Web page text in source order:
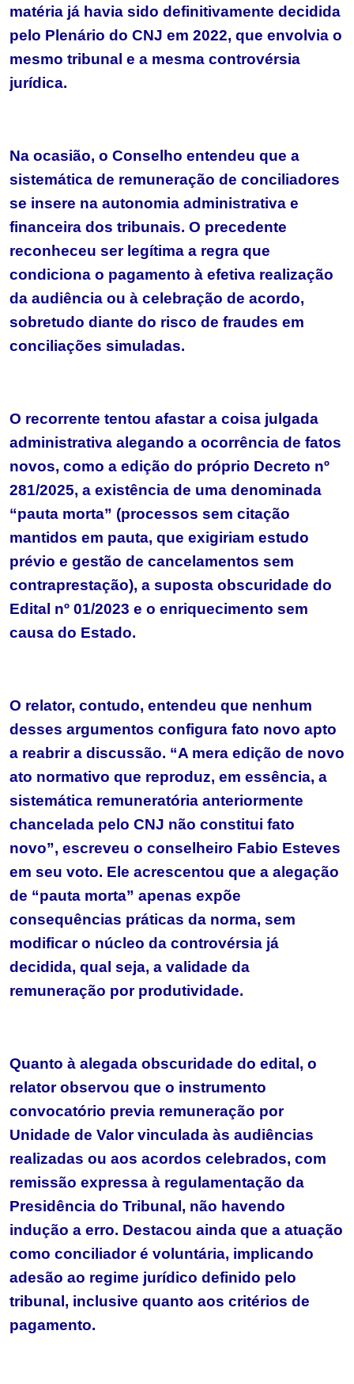
matéria já havia sido definitivamente decidida
pelo Plenário do CNJ em 2022, que envolvia o
mesmo tribunal e a mesma controvérsia
jurídica.
Na ocasião, o Conselho entendeu que a
sistemática de remuneração de conciliadores
se insere na autonomia administrativa e
financeira dos tribunais. O precedente
reconheceu ser legítima a regra que
condiciona o pagamento à efetiva realização
da audiência ou à celebração de acordo,
sobretudo diante do risco de fraudes em
conciliações simuladas.
O recorrente tentou afastar a coisa julgada
administrativa alegando a ocorrência de fatos
novos, como a edição do próprio Decreto nº
281/2025, a existência de uma denominada
“pauta morta” (processos sem citação
mantidos em pauta, que exigiriam estudo
prévio e gestão de cancelamentos sem
contraprestação), a suposta obscuridade do
Edital nº 01/2023 e o enriquecimento sem
causa do Estado.
O relator, contudo, entendeu que nenhum
desses argumentos configura fato novo apto
a reabrir a discussão. “A mera edição de novo
ato normativo que reproduz, em essência, a
sistemática remuneratória anteriormente
chancelada pelo CNJ não constitui fato
novo”, escreveu o conselheiro Fabio Esteves
em seu voto. Ele acrescentou que a alegação
de “pauta morta” apenas expõe
consequências práticas da norma, sem
modificar o núcleo da controvérsia já
decidida, qual seja, a validade da
remuneração por produtividade.
Quanto à alegada obscuridade do edital, o
relator observou que o instrumento
convocatório previa remuneração por
Unidade de Valor vinculada às audiências
realizadas ou aos acordos celebrados, com
remissão expressa à regulamentação da
Presidência do Tribunal, não havendo
indução a erro. Destacou ainda que a atuação
como conciliador é voluntária, implicando
adesão ao regime jurídico definido pelo
tribunal, inclusive quanto aos critérios de
pagamento.